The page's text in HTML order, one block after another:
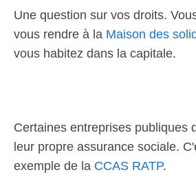
Une question sur vos droits.
vous rendre à la Maison des
vous habitez dans la capitale.
Certaines entreprises publiques
leur propre assurance sociale.
exemple de la CCAS RATP.